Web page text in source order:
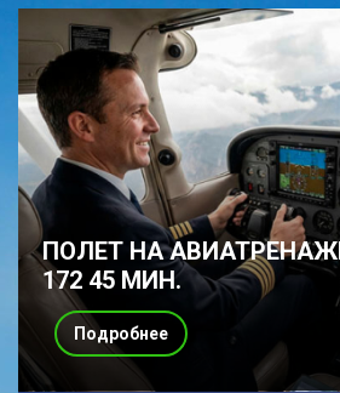
ПОЛЕТ НА
172 45 МИН.
Подробнее